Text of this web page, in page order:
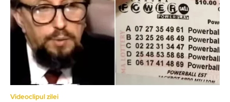
Videoclipul zilei